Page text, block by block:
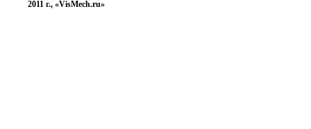
2011 г., «VisMech.ru»